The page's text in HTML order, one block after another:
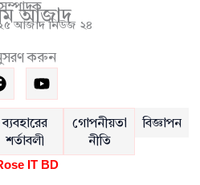
আজাদ
আজাদ নিউজ ২৪
করুন
e
b
Y
o
u
t
u
b
e
ব্যবহারের
শর্তাবলী
গোপনীয়তা
নীতি
বিজ্ঞাপন
IT BD